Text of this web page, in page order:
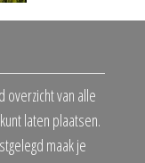
overzicht van alle
laten plaatsen.
maak je